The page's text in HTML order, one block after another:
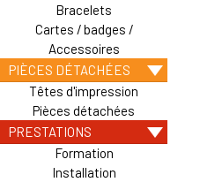
Bracelets
Cartes / badges /
Accessoires
PIÈCES DÉTACHÉES
Têtes d'impression
Pièces détachées
PRESTATIONS
Formation
Installation